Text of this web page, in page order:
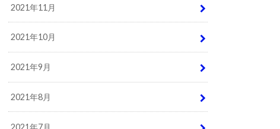
2021年11月
2021年10月
2021年9月
2021年8月
2021年7月